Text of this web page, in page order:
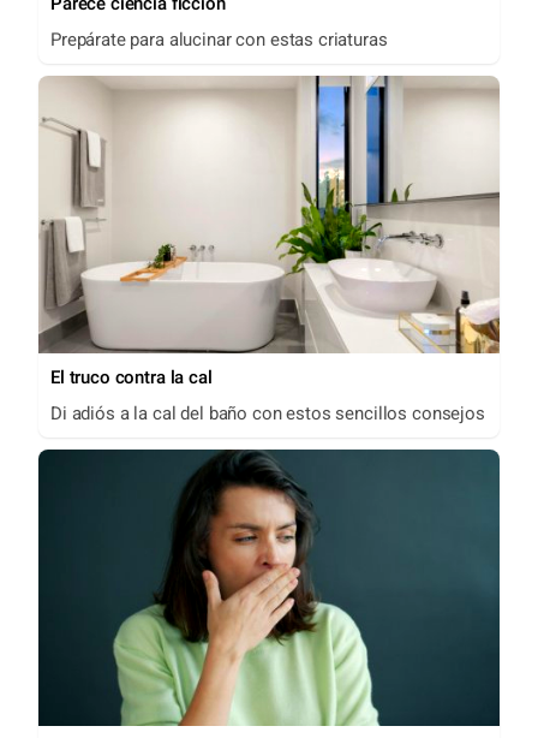
Prepárate para alucinar con estas criaturas
El truco contra la cal
Di adiós a la cal del baño con estos sencillos consejos